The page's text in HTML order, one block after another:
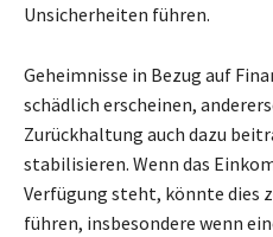
Unsicherheiten führen.
Geheimnisse in Bezug auf
schädlich erscheinen,
Zurückhaltung auch dazu
stabilisieren. Wenn das
Verfügung steht, könnte dies
führen, insbesondere wenn